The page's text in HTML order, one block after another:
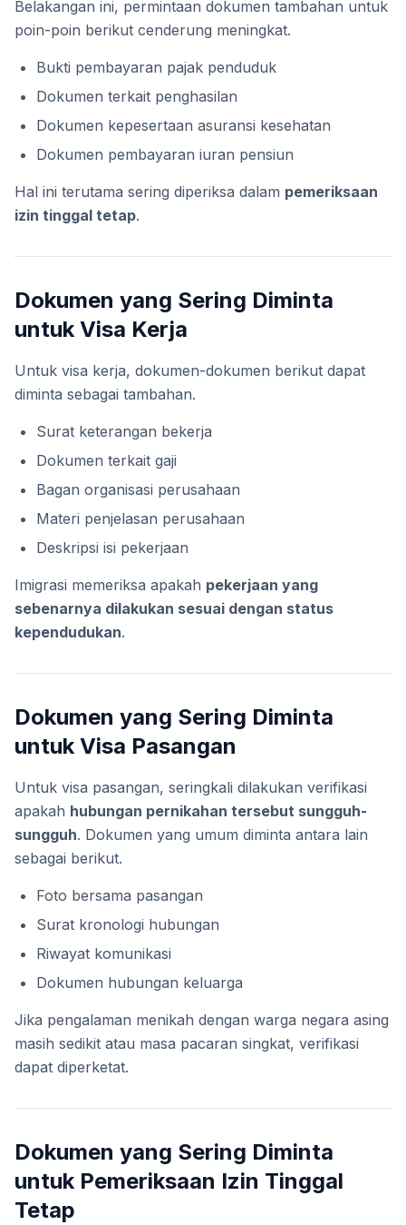
Belakangan ini, permintaan dokumen tambahan untuk
poin-poin berikut cenderung meningkat.
Bukti pembayaran pajak penduduk
Dokumen terkait penghasilan
Dokumen kepesertaan asuransi kesehatan
Dokumen pembayaran iuran pensiun
Hal ini terutama sering diperiksa dalam pemeriksaan
izin tinggal tetap.
Dokumen yang Sering Diminta
untuk Visa Kerja
Untuk visa kerja, dokumen-dokumen berikut dapat
diminta sebagai tambahan.
Surat keterangan bekerja
Dokumen terkait gaji
Bagan organisasi perusahaan
Materi penjelasan perusahaan
Deskripsi isi pekerjaan
Imigrasi memeriksa apakah pekerjaan yang
sebenarnya dilakukan sesuai dengan status
kependudukan.
Dokumen yang Sering Diminta
untuk Visa Pasangan
Untuk visa pasangan, seringkali dilakukan verifikasi
apakah hubungan pernikahan tersebut sungguh-
sungguh. Dokumen yang umum diminta antara lain
sebagai berikut.
Foto bersama pasangan
Surat kronologi hubungan
Riwayat komunikasi
Dokumen hubungan keluarga
Jika pengalaman menikah dengan warga negara asing
masih sedikit atau masa pacaran singkat, verifikasi
dapat diperketat.
Dokumen yang Sering Diminta
untuk Pemeriksaan Izin Tinggal
Tetap